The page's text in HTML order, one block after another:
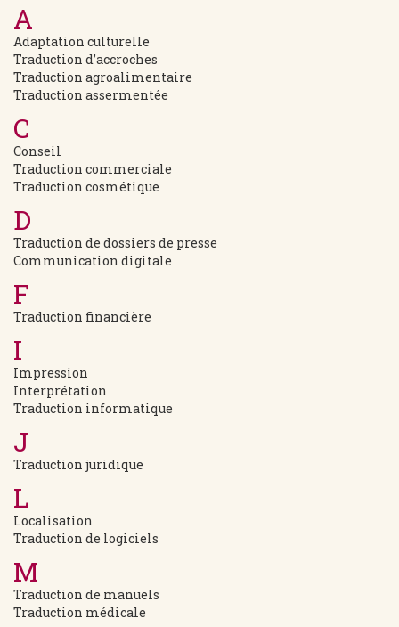
A
Adaptation culturelle
Traduction d’accroches
Traduction agroalimentaire
Traduction assermentée
C
Conseil
Traduction commerciale
Traduction cosmétique
D
Traduction de dossiers de presse
Communication digitale
F
Traduction financière
I
Impression
Interprétation
Traduction informatique
J
Traduction juridique
L
Localisation
Traduction de logiciels
M
Traduction de manuels
Traduction médicale